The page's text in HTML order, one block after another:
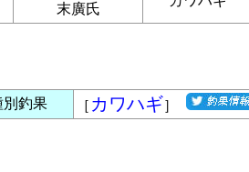
末廣氏
別釣果 ［ カワハギ］